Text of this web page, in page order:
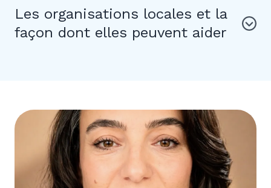
Les organisations locales et la
façon dont elles peuvent aider